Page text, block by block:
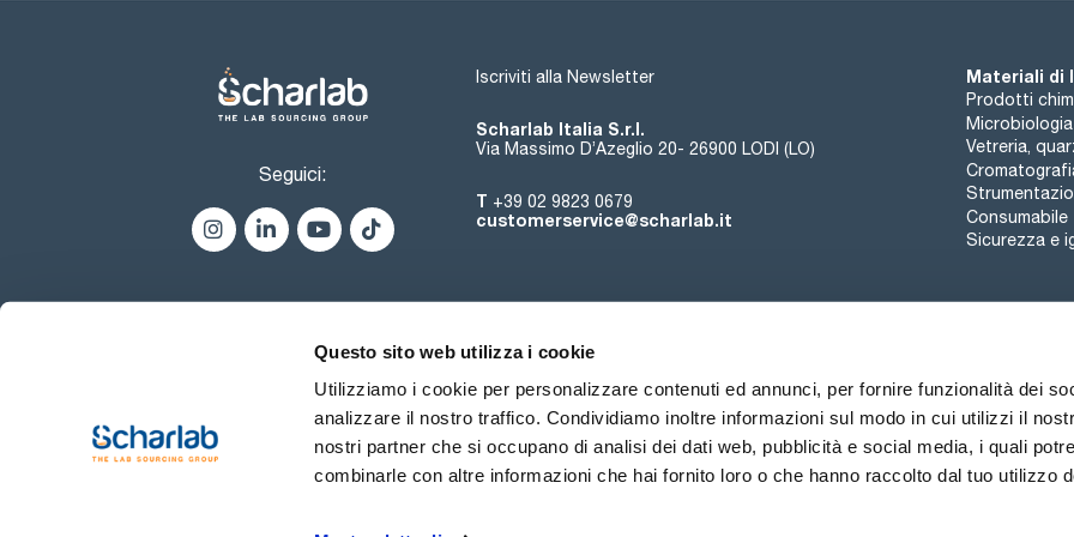
Questo sito web utilizza i cookie
Utilizziamo i cookie per personalizzare contenuti ed annunci, per fornire funzionalità dei
analizzare il nostro traffico. Condividiamo inoltre informazioni sul modo in cui utilizzi il
nostri partner che si occupano di analisi dei dati web, pubblicità e social media, i quali
combinarle con altre informazioni che hai fornito loro o che hanno raccolto dal tuo utilizzo
- Intervallo di termoregolazione: temperatura ambiente fino a
- Controllo digitale della temperatura e della velocità. Limiti
- Tipo di motore: motore brushless.
- Diverse opzioni di connettività: Con la piattaforma cloud
riscaldante da remoto. Per gestione locale dei dati, il
facilità le curve di agitazione e riscaldamento tramite
salvati e trasferiti su PC o chiavetta USB per ulteriori analisi.
- Timer con conto alla rovescia e alla rovescia
- Senso di rotazione impostabile in senso orario e antiorario.
Seguici:
Iscriviti alla Newsletter
Scharlab Italia S.r.l.
Via Massimo D’Azeglio 20- 26900 LODI (LO)
T +39 02 9823 0679
customerservice@scharlab.it
Materiali di
Prodotti
Microbiologia
Vetreria,
Consumabile
Sicurezza e
Chi siamo Eventi Contatto Novità
Termini di utilizzo Condizioni di vendita Politica sui cookie Politica sulla riservatezza